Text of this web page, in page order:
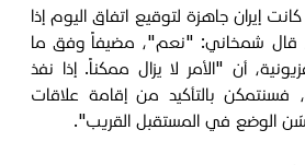
إيران جاهزة لتوقيع اتفاق اليوم إذا
قال شمخاني: "نعم"، مضيفاً وفق ما
أن "الأمر لا يزال ممكناً. إذا نفذ
فسنتمكن بالتأكيد من إقامة علاقات
الوضع في المستقبل القريب".